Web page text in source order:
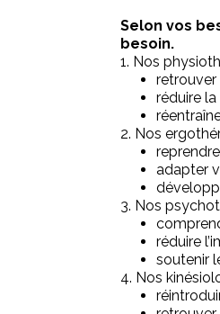
Selon vos
besoin.
1. Nos
réduire
2. Nos
adapter
3. Nos
réduire
soutenir
4. Nos